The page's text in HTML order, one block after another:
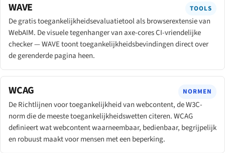
WAVE TOOLS
De gratis toegankelijkheidsevaluatietool als browserextensie van
WebAIM. De visuele tegenhanger van axe-cores CI-vriendelijke
checker — WAVE toont toegankelijkheidsbevindingen direct over
de gerenderde pagina heen.
WCAG NORMEN
De Richtlijnen voor toegankelijkheid van webcontent, de W3C-
norm die de meeste toegankelijkheidswetten citeren. WCAG
definieert wat webcontent waarneembaar, bedienbaar, begrijpelijk
en robuust maakt voor mensen met een beperking.